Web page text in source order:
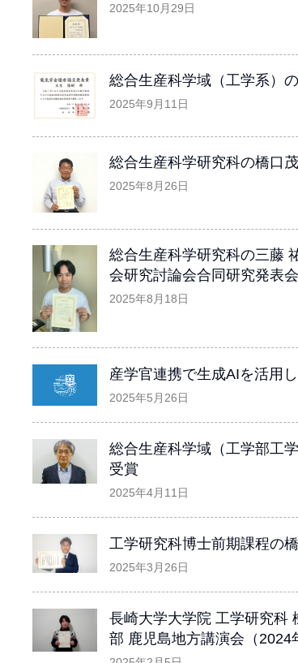
2025年10月29日
総合生産科学域（工学系）
2025年9月11日
総合生産科学研究科の橋口
2025年8月26日
総合生産科学研究科の三藤
会研究討論会合同研究発表
2025年8月18日
産学官連携で生成AIを活用
2025年5月26日
総合生産科学域（工学部工
受賞
2025年4月11日
工学研究科博士前期課程の
2025年3月26日
長崎大学大学院 工学研究科
部 鹿児島地方講演会（2024